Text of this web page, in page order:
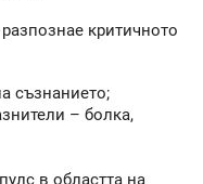
критичното
съзнанието;
– болка,
в областта на